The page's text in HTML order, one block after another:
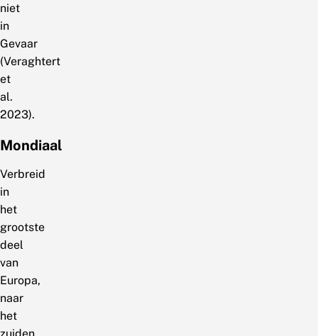
niet
in
Gevaar
(Veraghtert
et
al.
2023).
Mondiaal
Verbreid
in
het
grootste
deel
van
Europa,
naar
het